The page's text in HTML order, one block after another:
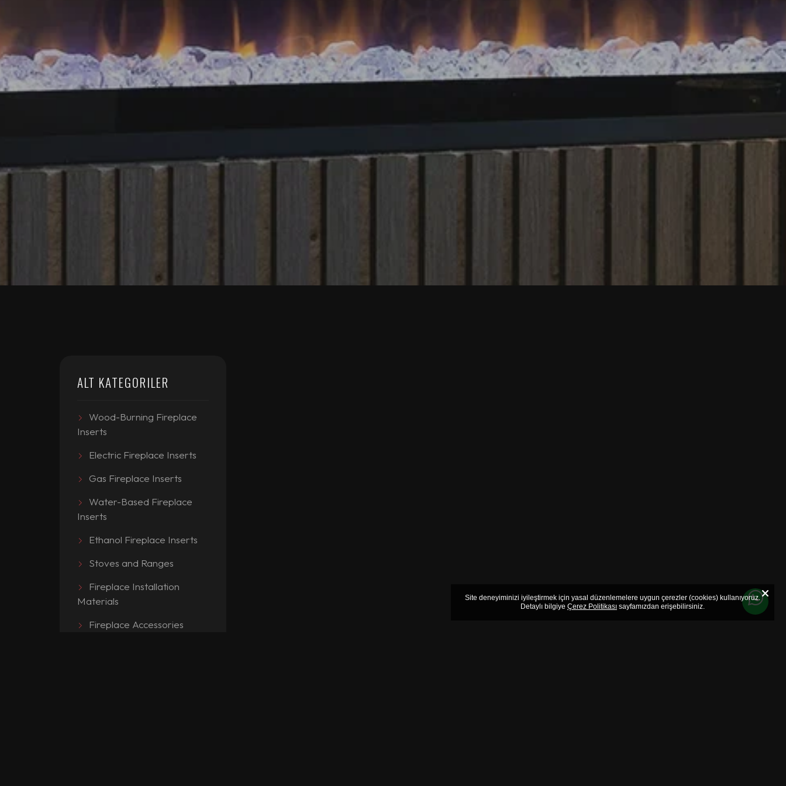
ALT KATEGORILER
Wood-Burning Fireplace
Inserts
Electric Fireplace Inserts
Gas Fireplace Inserts
Water-Based Fireplace
Inserts
Ethanol Fireplace Inserts
Stoves and Ranges
Fireplace Installation
Materials
Fireplace Accessories
Site deneyiminizi iyileştirmek için yasal düzenlemelere uygun çerezler (cookies) kullanıyoruz.
Detaylı bilgiye Çerez Politikası sayfamızdan erişebilirsiniz.